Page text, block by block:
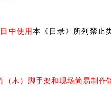
中使用本《目录》所列禁止
（木）脚手架和现场简易制作